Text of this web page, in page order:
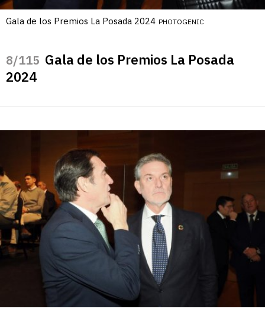
Gala de los Premios La Posada 2024 PHOTOGENIC
/115 Gala de los Premios La Posada
2024